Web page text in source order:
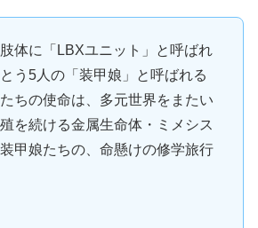
体に「LBXユニット」と呼ばれ
う5人の「装甲娘」と呼ばれる
ちの使命は、多元世界をまたい
を続ける金属生命体・ミメシス
甲娘たちの、命懸けの修学旅行